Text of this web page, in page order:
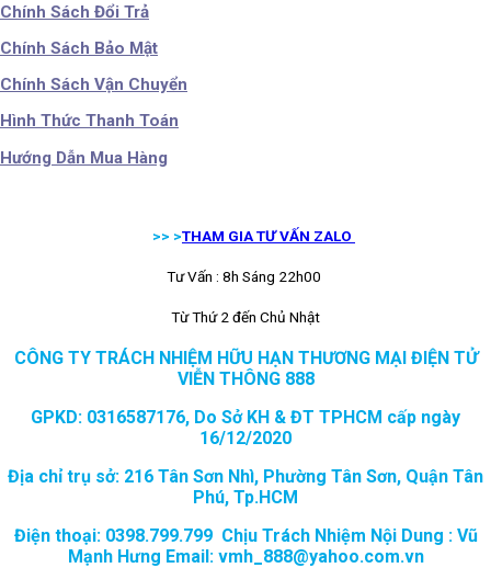
Chính Sách Đổi Trả
Chính Sách Bảo Mật
Chính Sách Vận Chuyển
Hình Thức Thanh Toán
Hướng Dẫn Mua Hàng
>> >THAM GIA TƯ VẤN ZALO
Tư Vấn : 8h Sáng 22h00
Từ Thứ 2 đến Chủ Nhật
CÔNG TY TRÁCH NHIỆM HỮU HẠN THƯƠNG MẠI ĐIỆN TỬ
VIỄN THÔNG 888
GPKD: 0316587176, Do Sở KH & ĐT TPHCM cấp ngày
16/12/2020
Địa chỉ trụ sở: 216 Tân Sơn Nhì, Phường Tân Sơn, Quận Tân
Phú, Tp.HCM
Điện thoại: 0398.799.799 Chịu Trách Nhiệm Nội Dung : Vũ
Mạnh Hưng Email: vmh_888@yahoo.com.vn